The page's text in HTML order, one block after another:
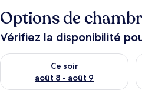
Options de
Vérifiez la disponibilité
Ce soir
août 8 - août 9
Vérifier la disponibilité pour ce